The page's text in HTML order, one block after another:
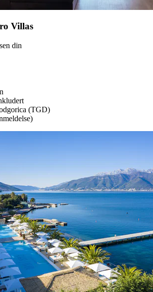
Villas
din
(TGD)